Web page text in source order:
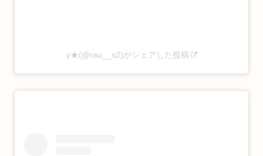
y★(@rau__s2)がシェアした投稿